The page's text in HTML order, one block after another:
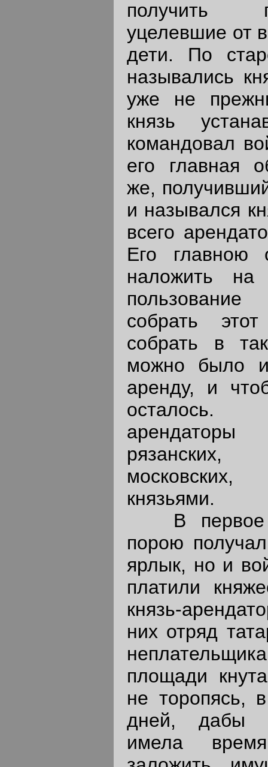
получить
уцелевшие от
дети. По
назывались
уже не
князь
командовал
его главная
же,
и назывался
всего
Его главною
наложить
собрать
собрать в
можно было и
аренду, и
осталось.
арендаторы
князьями.
В первое
порою
ярлык, но и
платили
князь-
них отряд
площади
не торопясь,
дней, дабы
имела